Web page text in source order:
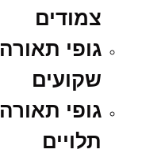
צמודים
גופי תאורה
שקועים
גופי תאורה
תלויים